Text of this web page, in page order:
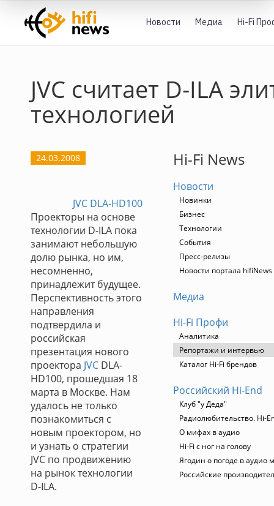
Новости Медиа Hi-Fi
JVC считает D-ILA
технологией
24.03.2008
JVC DLA-HD100
Проекторы на основе
технологии D-ILA пока
занимают небольшую
долю рынка, но им,
несомненно,
принадлежит будущее.
Перспективность этого
направления
подтвердила и
российская
презентация нового
проектора JVC DLA-
HD100, прошедшая 18
марта в Москве. Нам
удалось не только
познакомиться с
новым проектором, но
и узнать о стратегии
JVC по продвижению
на рынок технологии
D-ILA.
Hi-Fi News
Новости
Новинки
Бизнес
Технологии
События
Пресс-релизы
Новости портала hifiNews
Медиа
Hi-Fi Профи
Аналитика
Репортажи и интервью
Каталог Hi-Fi брендов
Российский Hi-End
Клуб "у Деда"
Радиолюбительство. Hi-
О мифах в аудио
Hi-Fi с ног на голову
Ягодин о погоде в аудио
Российские